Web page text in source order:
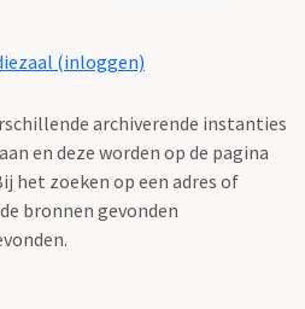
(inloggen)
archiverende instanties
en deze worden op de pagina
het zoeken op een adres of
bronnen gevonden